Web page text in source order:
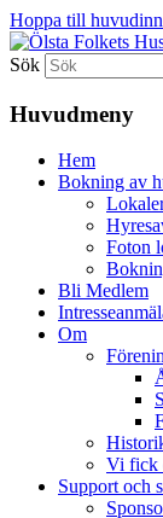
Hoppa till
Ölsta
Sök
Huvudmeny
Hem
Bokning av
Foton
Bli Medlem
Om
Vi fick
Support och